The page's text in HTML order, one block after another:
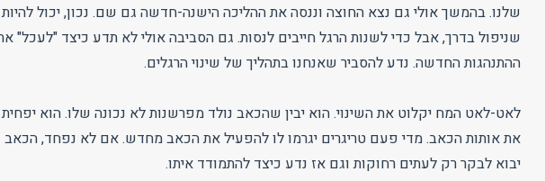
שלנו. בהמשך אולי גם נצא החוצה וננסה את ההליכה הישנה-חדשה גם שם. נכון, יכול להיות
שניפול בדרך, אבל כדי לשנות הרגל חייבים לנסות. גם הסביבה אולי לא תדע כיצד "לעכל"
ההתנהגות החדשה. נדע להסביר שאנחנו בתהליך של שינוי הרגלים.
לאט-לאט המח יקלוט את השינוי. הוא יבין שהכאב נולד מפרשנות לא נכונה שלו. הוא יפחית
את אותות הכאב. מדי פעם טריגרים יגרמו לו להפעיל את הכאב מחדש. אם לא נפחד, הכאב
יבוא לבקר רק לעתים רחוקות וגם אז נדע כיצד להתמודד איתו.